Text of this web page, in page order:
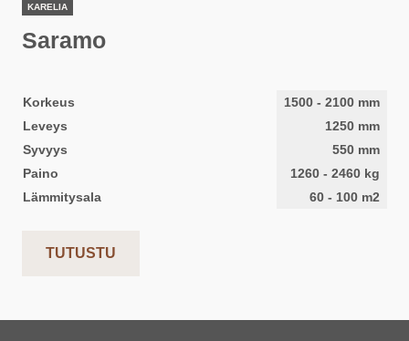
KARELIA
Saramo
Korkeus 1500 - 2100 mm
Leveys
1250 mm
Syvyys
550 mm
Paino
1260 - 2460 kg
Lämmitysala
60 - 100 m2
TUTUSTU